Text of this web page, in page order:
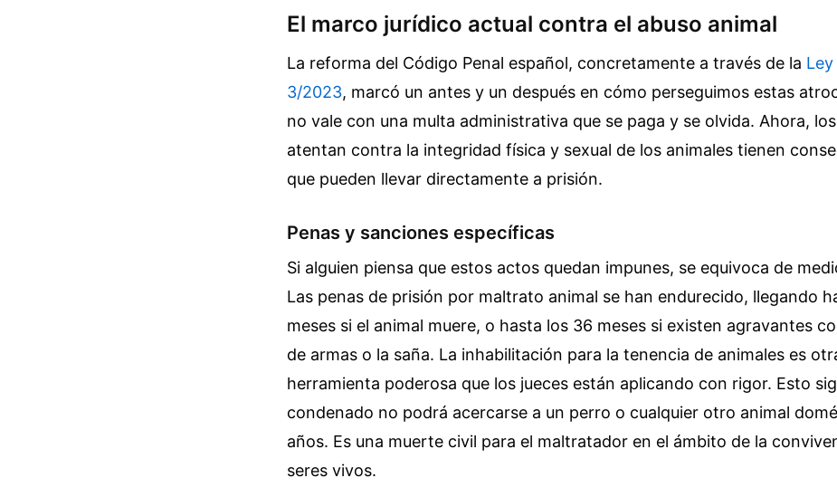
El marco jurídico actual contra el abuso animal
La reforma del Código Penal español, concretamente a través de la
3/2023, marcó un antes y un después en cómo perseguimos estas
no vale con una multa administrativa que se paga y se olvida. Ahora,
atentan contra la integridad física y sexual de los animales tienen
que pueden llevar directamente a prisión.
Penas y sanciones específicas
Si alguien piensa que estos actos quedan impunes, se equivoca de
Las penas de prisión por maltrato animal se han endurecido, llegando
meses si el animal muere, o hasta los 36 meses si existen agravantes
de armas o la saña. La inhabilitación para la tenencia de animales es
herramienta poderosa que los jueces están aplicando con rigor. Esto
condenado no podrá acercarse a un perro o cualquier otro animal
años. Es una muerte civil para el maltratador en el ámbito de la
seres vivos.